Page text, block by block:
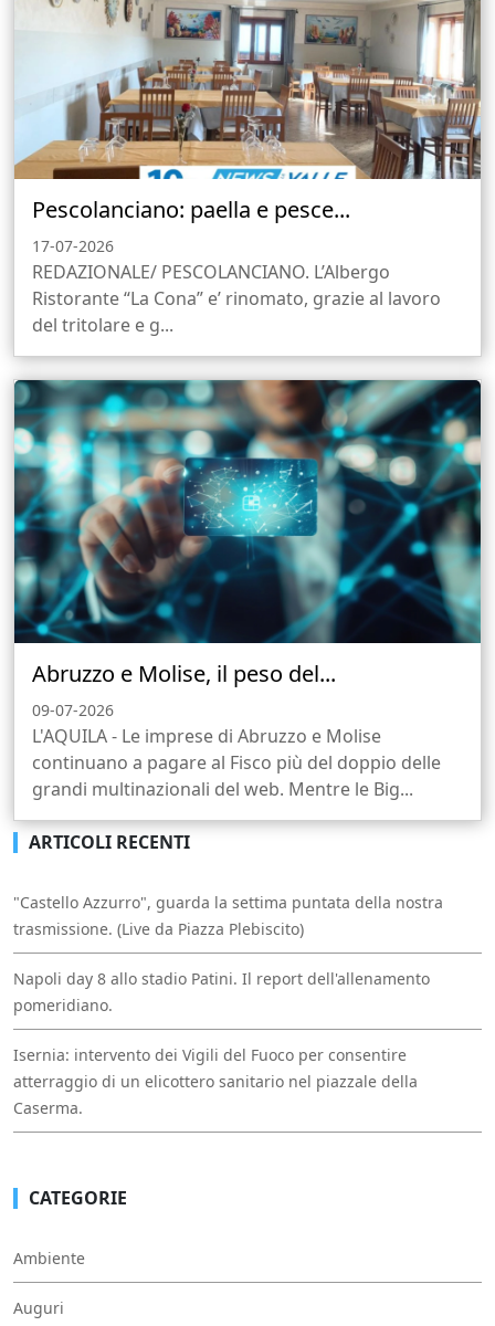
Pescolanciano: paella e pesce...
17-07-2026
REDAZIONALE/ PESCOLANCIANO. L’Albergo
Ristorante “La Cona” e’ rinomato, grazie al lavoro
del tritolare e g...
Abruzzo e Molise, il peso del...
09-07-2026
L'AQUILA - Le imprese di Abruzzo e Molise
continuano a pagare al Fisco più del doppio delle
grandi multinazionali del web. Mentre le Big...
ARTICOLI RECENTI
"Castello Azzurro", guarda la settima puntata della nostra
trasmissione. (Live da Piazza Plebiscito)
Napoli day 8 allo stadio Patini. Il report dell'allenamento
pomeridiano.
Isernia: intervento dei Vigili del Fuoco per consentire
atterraggio di un elicottero sanitario nel piazzale della
Caserma.
CATEGORIE
Ambiente
Auguri